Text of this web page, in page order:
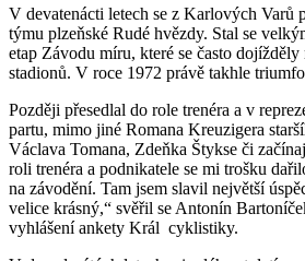
V devatenácti letech se z Karlových Varů
týmu plzeňské Rudé hvězdy. Stal se
etap Závodu míru, které se často
stadionů. V roce 1972 právě takhle
Později přesedlal do role trenéra a v
partu, mimo jiné Romana Kreuzigera
Václava Tomana, Zdeňka Štykse či
roli trenéra a podnikatele se mi trošku
na závodění. Tam jsem slavil největší
velice krásný,“ svěřil se Antonín
vyhlášení ankety Král cyklistiky.